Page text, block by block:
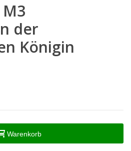
der
Königin
Warenkorb